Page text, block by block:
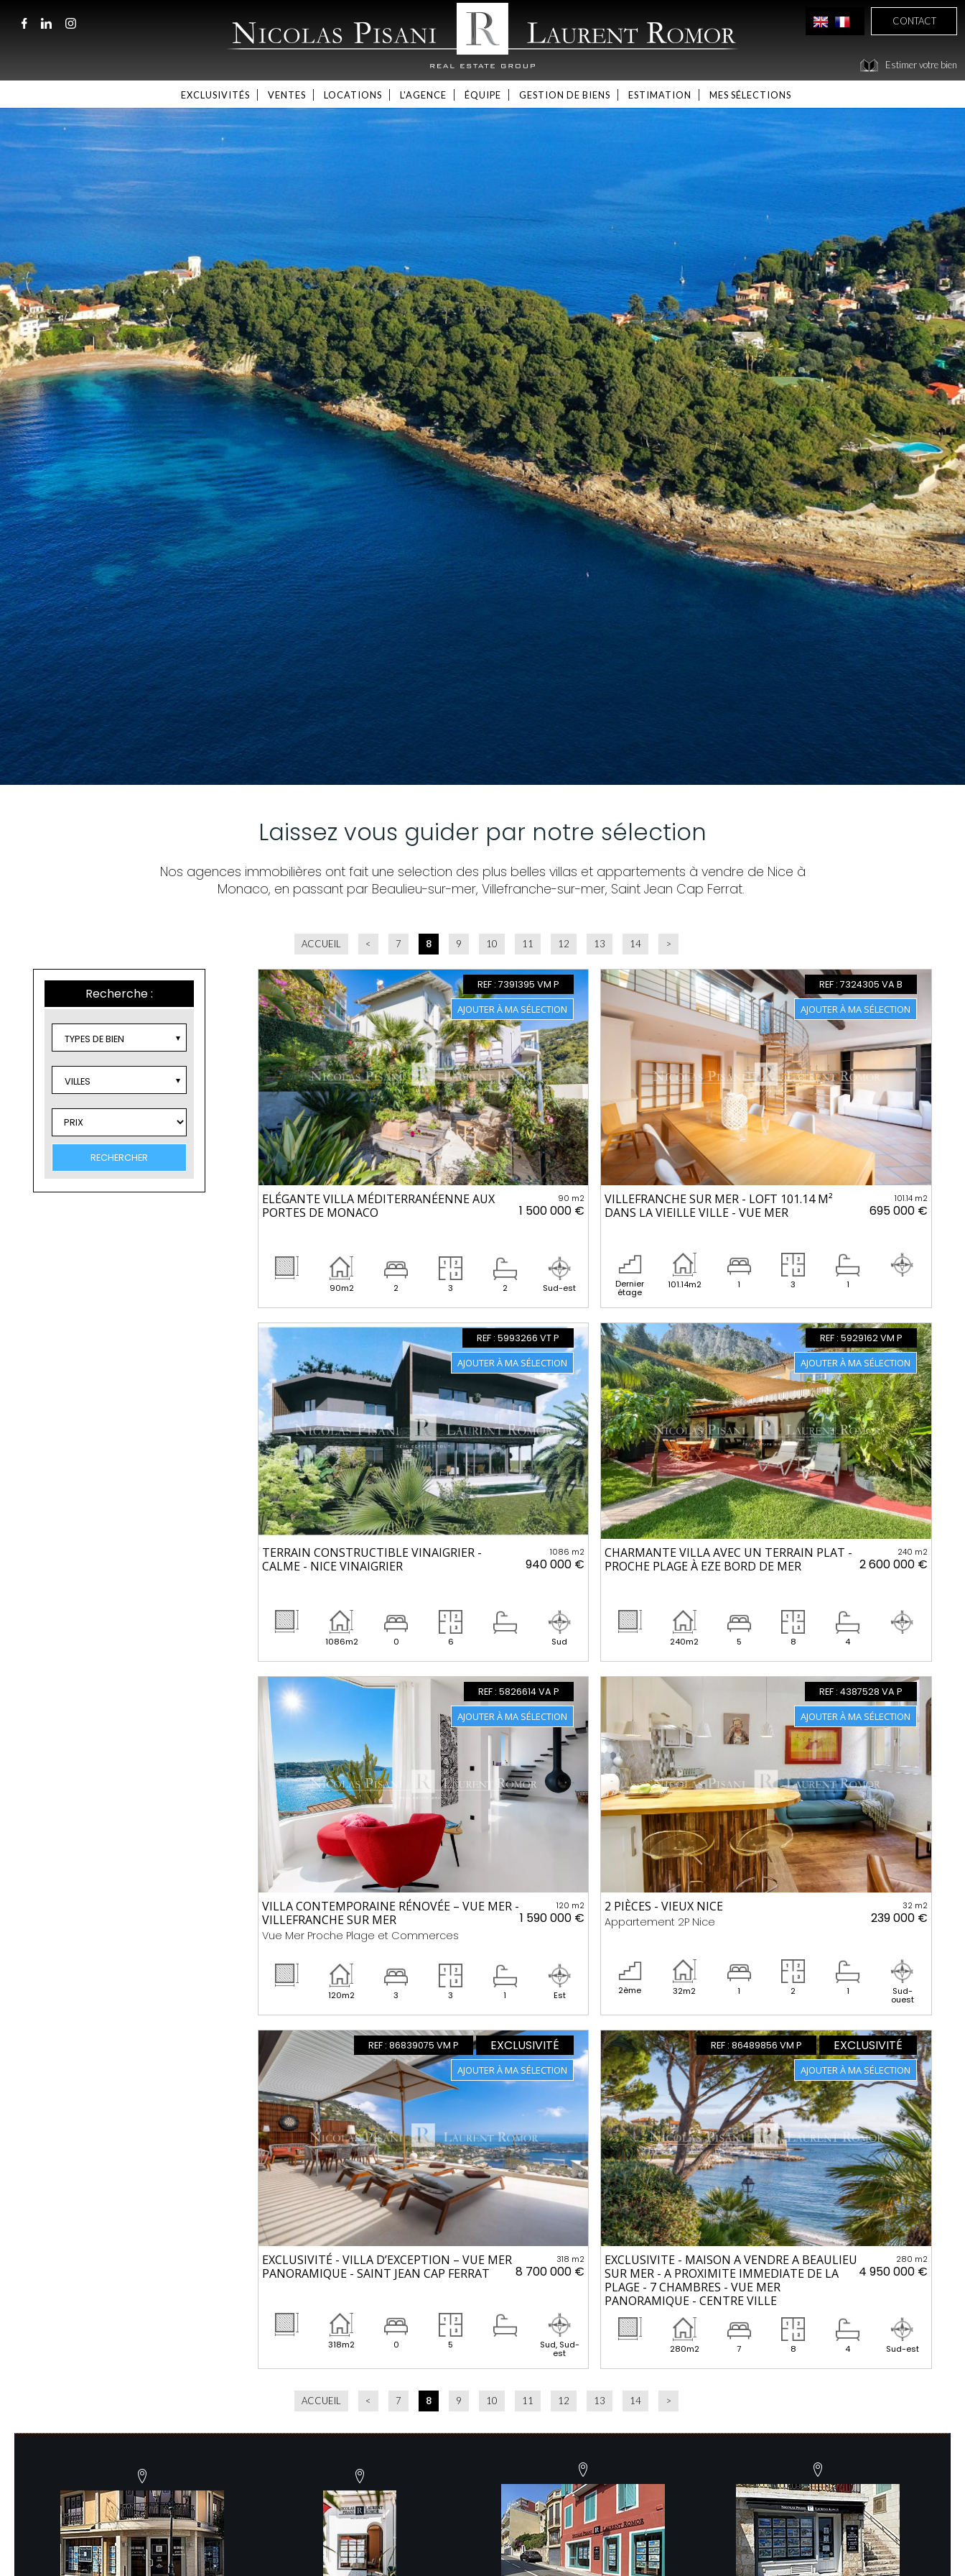
CONTACT
Estimer votre bien
EXCLUSIVITÉS VENTES LOCATIONS L'AGENCE ÉQUIPE GESTION DE BIENS ESTIMATION MES SÉLECTIONS
Laissez vous guider par notre sélection
Nos agences immobilières ont fait une selection des plus belles villas et appartements à vendre de Nice à
Monaco, en passant par Beaulieu-sur-mer, Villefranche-sur-mer, Saint Jean Cap Ferrat.
ACCUEIL < 7 8 9 10 11 12 13 14 >
Recherche :
TYPES DE BIEN
VILLES
REF : 7391395 VM P
ELÉGANTE VILLA MÉDITERRANÉENNE AUX
PORTES DE MONACO
90 m2
1 500 000 €
90m2 2 3 2 Sud-est
REF : 7324305 VA B
VILLEFRANCHE SUR MER - LOFT 101.14 M²
DANS LA VIEILLE VILLE - VUE MER
101.14 m2
695 000 €
Dernier
étage
101.14m2 1 3 1
REF : 5993266 VT P
TERRAIN CONSTRUCTIBLE VINAIGRIER -
CALME - NICE VINAIGRIER
1086 m2
940 000 €
1086m2 0 6 Sud
REF : 5929162 VM P
CHARMANTE VILLA AVEC UN TERRAIN PLAT -
PROCHE PLAGE À EZE BORD DE MER
240 m2
2 600 000 €
240m2 5 8 4
REF : 5826614 VA P
VILLA CONTEMPORAINE RÉNOVÉE – VUE MER -
VILLEFRANCHE SUR MER
Vue Mer Proche Plage et Commerces
120 m2
1 590 000 €
120m2 3 3 1 Est
REF : 4387528 VA P
2 PIÈCES - VIEUX NICE
Appartement 2P Nice
32 m2
239 000 €
2ème 32m2 1 2 1 Sud-
ouest
EXCLUSIVITÉ
REF : 86839075 VM P
EXCLUSIVITÉ - VILLA D’EXCEPTION – VUE MER
PANORAMIQUE - SAINT JEAN CAP FERRAT
318 m2
8 700 000 €
318m2 0 5 Sud, Sud-
est
EXCLUSIVITÉ
REF : 86489856 VM P
EXCLUSIVITE - MAISON A VENDRE A BEAULIEU
SUR MER - A PROXIMITE IMMEDIATE DE LA
PLAGE - 7 CHAMBRES - VUE MER
PANORAMIQUE - CENTRE VILLE
280 m2
4 950 000 €
280m2 7 8 4 Sud-est
ACCUEIL < 7 8 9 10 11 12 13 14 >